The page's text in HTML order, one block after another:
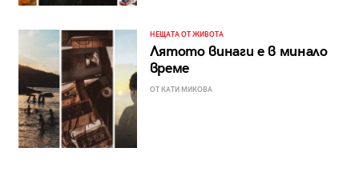
НЕЩАТА ОТ ЖИВОТА
Лятото винаги е в минало
време
ОТ КАТИ МИКОВА